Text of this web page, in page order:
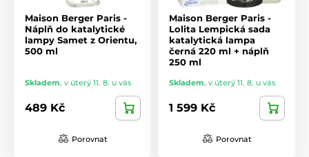
Maison Berger Paris -
Náplň do katalytické
lampy Samet z Orientu,
500 ml
Skladem, v úterý 11. 8. u vás
489 Kč
Porovnat
Maison Berger Paris -
Lolita Lempická sada
katalytická lampa
černá 220 ml + náplň
250 ml
Skladem, v úterý 11. 8. u vás
1 599 Kč
Porovnat